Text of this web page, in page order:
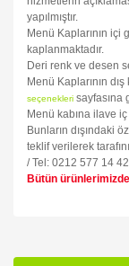
yapılmıştır.
Menü Kaplarının
kaplanmaktadır.
Deri renk ve desen
Menü Kaplarının
seçenekleri sayfasına
Menü kabına ilave
Bunların dışındaki
teklif verilerek
/ Tel: 0212 577 14
Bütün
kullanarak